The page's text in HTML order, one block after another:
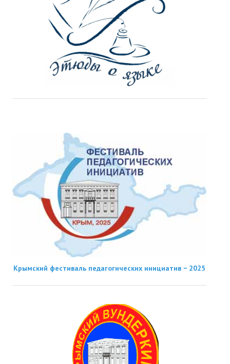
Крымский фестиваль педагогических инициатив − 2025